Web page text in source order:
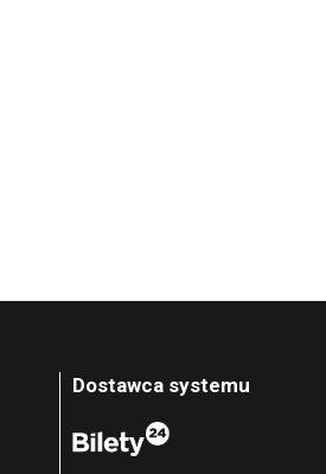
Dostawca systemu